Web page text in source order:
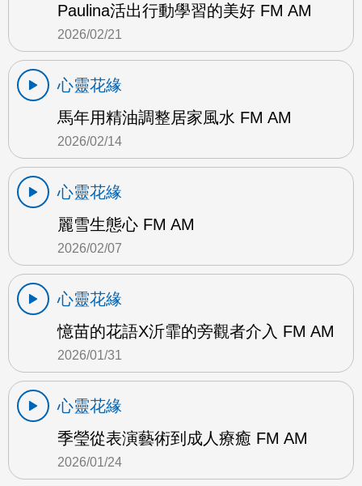
Paulina活出行動學習的美好 FM AM
2026/02/21
心靈花緣
馬年用精油調整居家風水 FM AM
2026/02/14
心靈花緣
麗雪生態心 FM AM
2026/02/07
心靈花緣
憶苗的花語X沂霏的旁觀者介入 FM AM
2026/01/31
心靈花緣
季瑩從表演藝術到成人療癒 FM AM
2026/01/24